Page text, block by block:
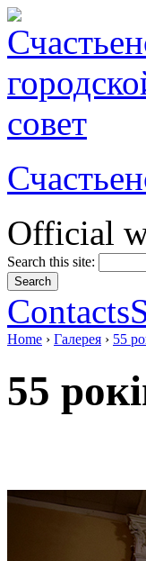
Official
Search this site:
Contacts
Home › Галерея › 55
55